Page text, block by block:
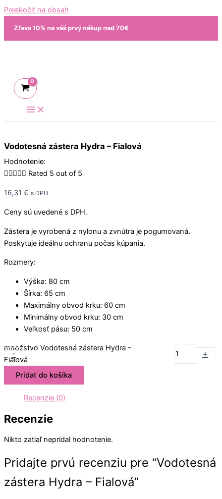
Preskočiť na obsah
Zľava 10% na váš prvý nákup nad 70€
Vodotesná zástera Hydra – Fialová
Hodnotenie:
 Rated 5 out of 5
16,31 € s DPH
Ceny sú uvedené s DPH.
Zástera je vyrobená z nylonu a zvnútra je pogumovaná.
Poskytuje ideálnu ochranu počas kúpania.
Rozmery:
Výška: 80 cm
Šírka: 65 cm
Maximálny obvod krku: 60 cm
Minimálny obvod krku: 30 cm
Veľkosť pásu: 50 cm
-
množstvo Vodotesná zástera Hydra -
Fialová
+
Pridať do košíka
Recenzie (0)
Recenzie
Nikto zatiaľ nepridal hodnotenie.
Pridajte prvú recenziu pre “Vodotesná
zástera Hydra – Fialová”